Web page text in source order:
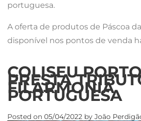
portuguesa.
A oferta de produtos de Páscoa
disponível nos pontos de venda
COLISEU
PRESTA
FILARMONIA
PORTUGUESA
Posted on 05/04/2022 by João